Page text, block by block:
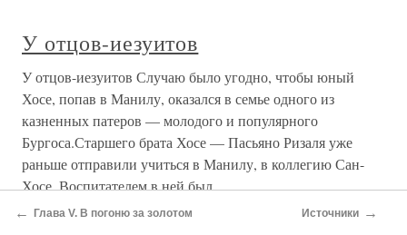
У отцов-иезуитов
У отцов-иезуитов Случаю было угодно, чтобы юный
Хосе, попав в Манилу, оказался в семье одного из
казненных патеров — молодого и популярного
Бургоса.Старшего брата Хосе — Пасьяно Ризаля уже
раньше отправили учиться в Манилу, в коллегию Сан-
Хосе. Воспитателем в ней был
← Глава V. В погоню за золотом Источники →